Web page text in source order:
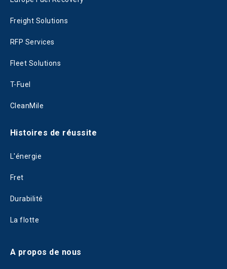
Freight Solutions
RFP Services
Fleet Solutions
T-Fuel
CleanMile
Histoires de réussite
L'énergie
Fret
Durabilité
La flotte
A propos de nous